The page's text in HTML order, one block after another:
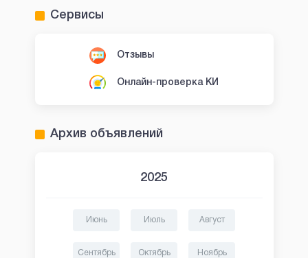
Сервисы
Отзывы
Онлайн-проверка КИ
Архив объявлений
2025
Июнь Июль Август
Сентябрь Октябрь Ноябрь